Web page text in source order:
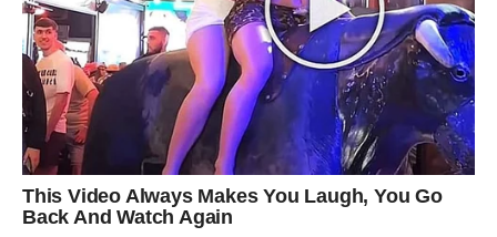
LJUBAV
Ovnovi u ovom periodu dobijaju dokaz. Nekome se vraća
osoba sa jasnijim namerama, a nekome dolazi nova osoba
koja ima ono što Ovan traži: iskrenost i odlučnost.
Ako si u vezi, dolazi momenat gde se odnos ili učvršćuje